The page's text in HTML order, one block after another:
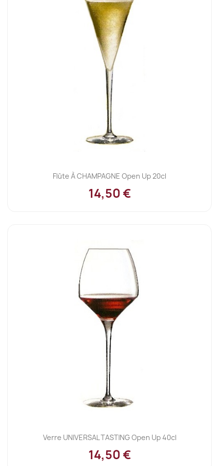
Flûte À CHAMPAGNE Open Up 20cl
14,50 €
Verre UNIVERSAL TASTING Open Up 40cl
14,50 €